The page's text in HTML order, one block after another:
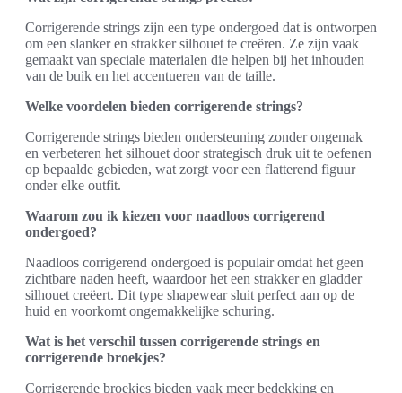
Corrigerende strings zijn een type ondergoed dat is ontworpen
om een slanker en strakker silhouet te creëren. Ze zijn vaak
gemaakt van speciale materialen die helpen bij het inhouden
van de buik en het accentueren van de taille.
Welke voordelen bieden corrigerende strings?
Corrigerende strings bieden ondersteuning zonder ongemak
en verbeteren het silhouet door strategisch druk uit te oefenen
op bepaalde gebieden, wat zorgt voor een flatterend figuur
onder elke outfit.
Waarom zou ik kiezen voor naadloos corrigerend
ondergoed?
Naadloos corrigerend ondergoed is populair omdat het geen
zichtbare naden heeft, waardoor het een strakker en gladder
silhouet creëert. Dit type shapewear sluit perfect aan op de
huid en voorkomt ongemakkelijke schuring.
Wat is het verschil tussen corrigerende strings en
corrigerende broekjes?
Corrigerende broekjes bieden vaak meer bedekking en